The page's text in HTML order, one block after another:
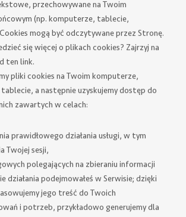
przechowywane na Twoim
(np. komputerze, tablecie,
mogą być odczytywane przez Stronę.
się więcej o plikach cookies? Zajrzyj na
ten link.
pliki cookies na Twoim komputerze,
a następnie uzyskujemy dostęp do
zawartych w celach:
prawidłowego działania usługi, w tym
Twojej sesji,
polegających na zbieraniu informacji
działania podejmowałeś w Serwisie; dzięki
jego treść do Twoich
i potrzeb, przykładowo generujemy dla